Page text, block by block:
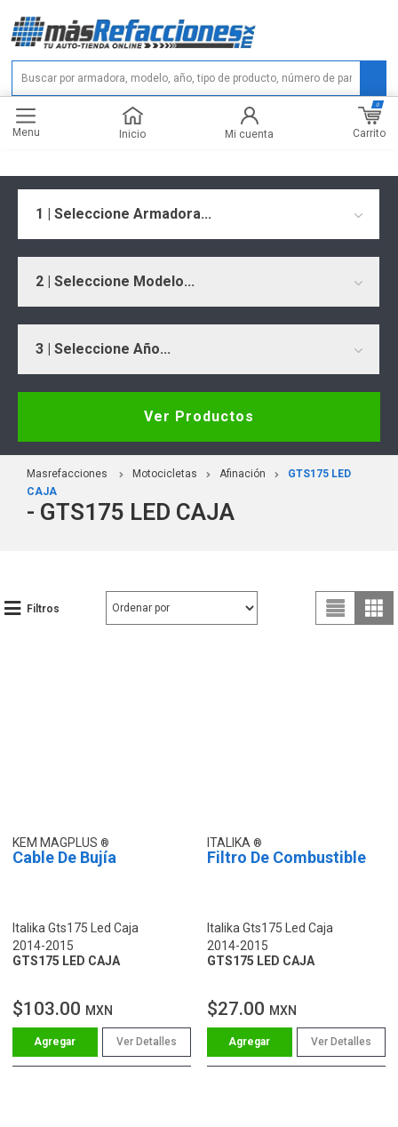
Menu Inicio Mi cuenta Carrito
0
1 | Seleccione Armadora...
2 | Seleccione Modelo...
3 | Seleccione Año...
Ver Productos
Masrefacciones Motocicletas Afinación
GTS175 LED
CAJA
- GTS175 LED CAJA
Filtros
KEM MAGPLUS
Cable De Bujía
Italika Gts175 Led Caja
2014-2015
GTS175 LED CAJA
$103.00 MXN
Ver Detalles
ITALIKA
Filtro De Combustible
Italika Gts175 Led Caja
2014-2015
GTS175 LED CAJA
$27.00 MXN
Ver Detalles